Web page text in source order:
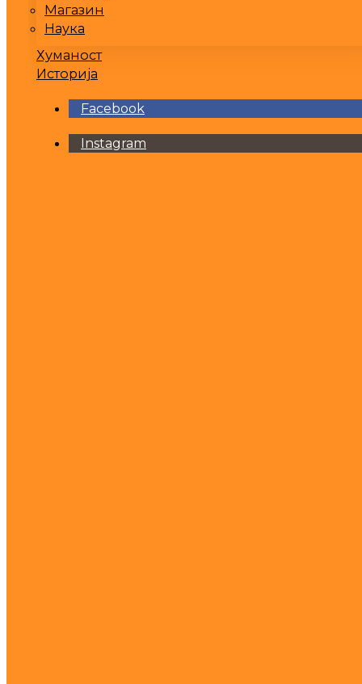
Магазин
Наука
Хуманост
Историја
Facebook
Instagram